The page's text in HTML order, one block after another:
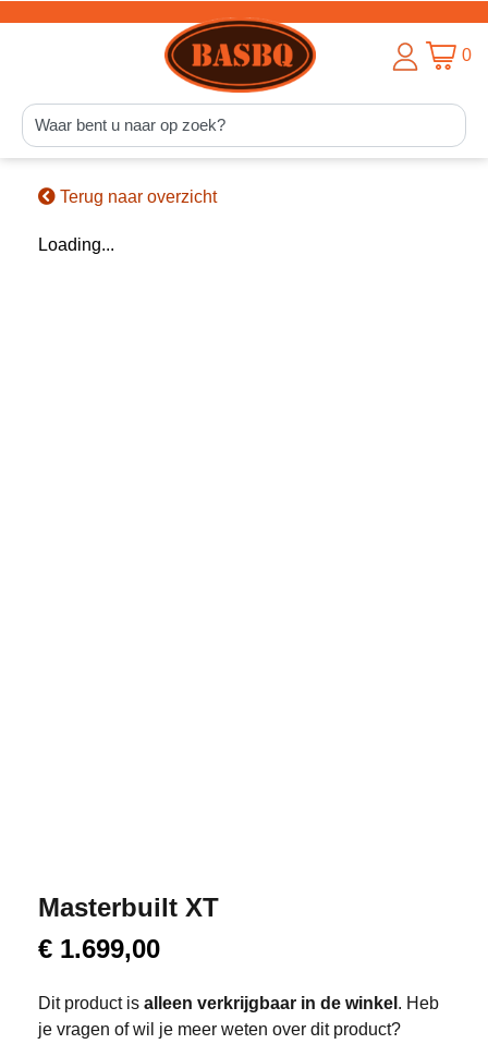
0
Terug naar overzicht
Loading...
Masterbuilt XT
€ 1.699,00
Dit product is alleen verkrijgbaar in de winkel . Heb
je vragen of wil je meer weten over dit product?